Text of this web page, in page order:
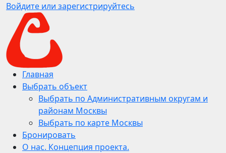
Войдите или зарегистрируйтесь
Главная
Выбрать объект
Выбрать по Административным округам и
районам Москвы
Выбрать по карте Москвы
Бронировать
О нас. Концепция проекта.